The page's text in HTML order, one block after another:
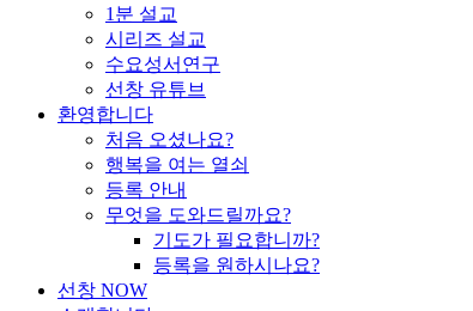
1분 설교
시리즈 설교
수요성서연구
선창 유튜브
환영합니다
처음 오셨나요?
행복을 여는 열쇠
등록 안내
무엇을 도와드릴까요?
기도가 필요합니까?
등록을 원하시나요?
선창 NOW